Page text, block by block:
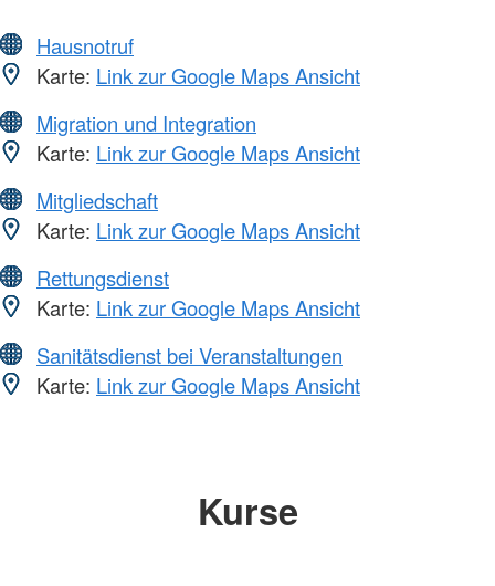
Hausnotruf
Karte: Link zur Google Maps Ansicht
Migration und Integration
Karte: Link zur Google Maps Ansicht
Mitgliedschaft
Karte: Link zur Google Maps Ansicht
Rettungsdienst
Karte: Link zur Google Maps Ansicht
Sanitätsdienst bei Veranstaltungen
Karte: Link zur Google Maps Ansicht
Kurse